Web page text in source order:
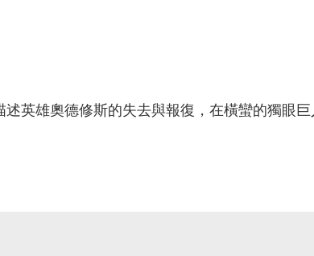
英雄奧德修斯的失去與報復，在橫蠻的獨眼